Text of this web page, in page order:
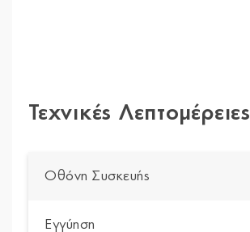
Τεχνικές Λεπτομέρειες
Οθόνη Συσκευής
Εγγύηση